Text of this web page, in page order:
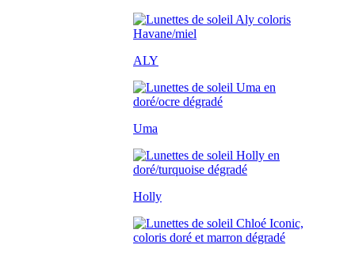
ALY
Uma
Holly